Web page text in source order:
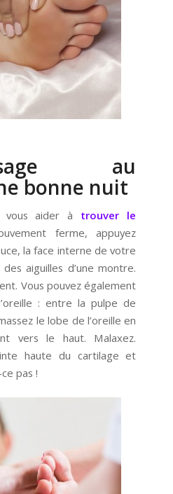
au
bonne nuit
vous aider à trouver le
ferme, appuyez
la face interne de votre
aiguilles d’une montre.
Vous pouvez également
: entre la pulpe de
le lobe de l’oreille en
vers le haut. Malaxez.
haute du cartilage et
pas !